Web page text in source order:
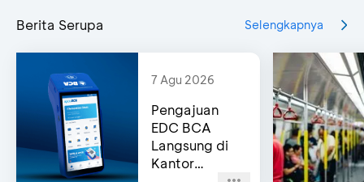
Berita Serupa Selengkapnya
7 Agu 2026
Pengajuan
EDC BCA
Langsung di
Kantor